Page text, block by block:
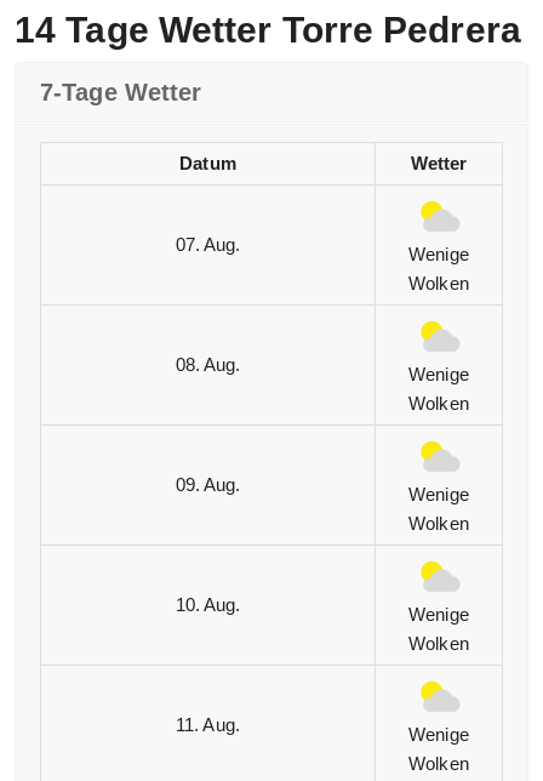
14 Tage Wetter Torre Pedrera
7-Tage Wetter
Datum Wetter
07. Aug.
Wenige
Wolken
08. Aug.
Wenige
Wolken
09. Aug.
Wenige
Wolken
10. Aug.
Wenige
Wolken
11. Aug.
Wenige
Wolken